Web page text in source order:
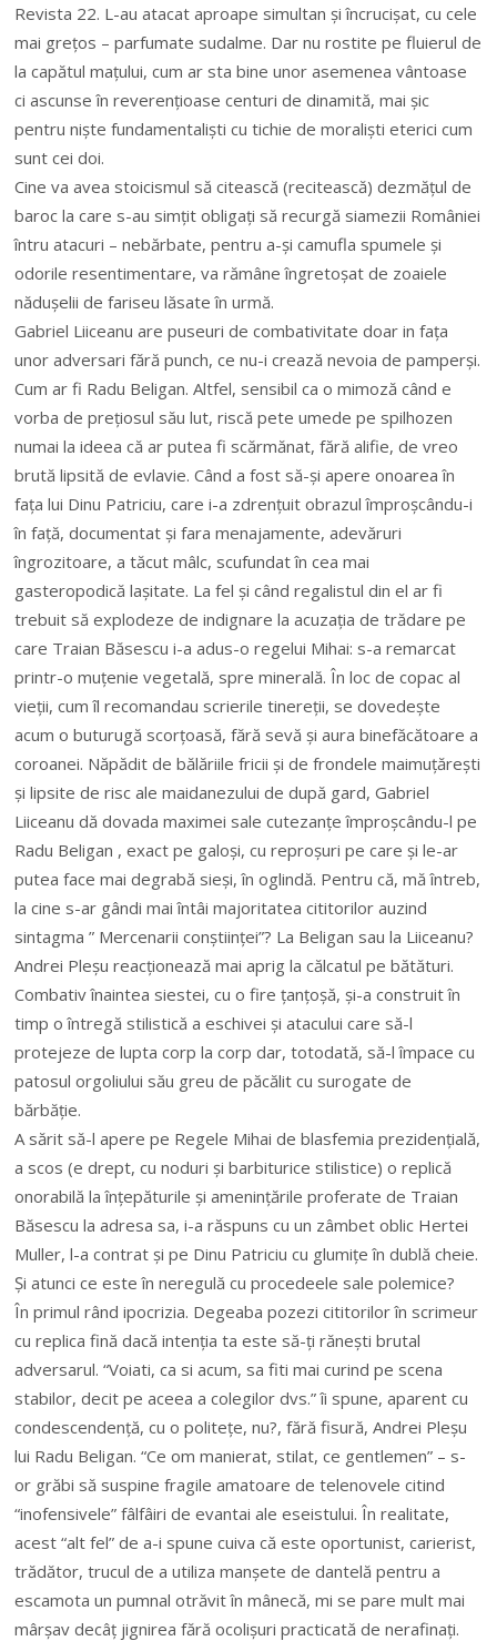
Revista 22. L-au atacat aproape simultan și încrucișat, cu cele
mai grețos – parfumate sudalme. Dar nu rostite pe fluierul de
la capătul mațului, cum ar sta bine unor asemenea vântoase
ci ascunse în reverențioase centuri de dinamită, mai șic
pentru niște fundamentaliști cu tichie de moraliști eterici cum
sunt cei doi.
Cine va avea stoicismul să citească (recitească) dezmățul de
baroc la care s-au simțit obligați să recurgă siamezii României
întru atacuri – nebărbate, pentru a-și camufla spumele și
odorile resentimentare, va rămâne îngretoșat de zoaiele
nădușelii de fariseu lăsate în urmă.
Gabriel Liiceanu are puseuri de combativitate doar in fața
unor adversari fără punch, ce nu-i crează nevoia de pamperși.
Cum ar fi Radu Beligan. Altfel, sensibil ca o mimoză când e
vorba de prețiosul său lut, riscă pete umede pe spilhozen
numai la ideea că ar putea fi scărmănat, fără alifie, de vreo
brută lipsită de evlavie. Când a fost să-și apere onoarea în
fața lui Dinu Patriciu, care i-a zdrențuit obrazul împroșcându-i
în față, documentat și fara menajamente, adevăruri
îngrozitoare, a tăcut mâlc, scufundat în cea mai
gasteropodică lașitate. La fel și când regalistul din el ar fi
trebuit să explodeze de indignare la acuzația de trădare pe
care Traian Băsescu i-a adus-o regelui Mihai: s-a remarcat
printr-o muțenie vegetală, spre minerală. În loc de copac al
vieții, cum îl recomandau scrierile tinereții, se dovedește
acum o buturugă scorțoasă, fără sevă și aura binefăcătoare a
coroanei. Năpădit de bălăriile fricii și de frondele maimuțărești
și lipsite de risc ale maidanezului de după gard, Gabriel
Liiceanu dă dovada maximei sale cutezanțe împroșcându-l pe
Radu Beligan , exact pe galoși, cu reproșuri pe care și le-ar
putea face mai degrabă sieși, în oglindă. Pentru că, mă întreb,
la cine s-ar gândi mai întâi majoritatea cititorilor auzind
sintagma ” Mercenarii conștiinței”? La Beligan sau la Liiceanu?
Andrei Pleșu reacționează mai aprig la călcatul pe bătături.
Combativ înaintea siestei, cu o fire țanțoșă, și-a construit în
timp o întregă stilistică a eschivei și atacului care să-l
protejeze de lupta corp la corp dar, totodată, să-l împace cu
patosul orgoliului său greu de păcălit cu surogate de
bărbăție.
A sărit să-l apere pe Regele Mihai de blasfemia prezidențială,
a scos (e drept, cu noduri și barbiturice stilistice) o replică
onorabilă la înțepăturile și amenințările proferate de Traian
Băsescu la adresa sa, i-a răspuns cu un zâmbet oblic Hertei
Muller, l-a contrat și pe Dinu Patriciu cu glumițe în dublă cheie.
Și atunci ce este în neregulă cu procedeele sale polemice?
În primul rând ipocrizia. Degeaba pozezi cititorilor în scrimeur
cu replica fină dacă intenția ta este să-ți rănești brutal
adversarul. “Voiati, ca si acum, sa fiti mai curind pe scena
stabilor, decit pe aceea a colegilor dvs.” îi spune, aparent cu
condescendență, cu o politețe, nu?, fără fisură, Andrei Pleșu
lui Radu Beligan. “Ce om manierat, stilat, ce gentlemen” – s-
or grăbi să suspine fragile amatoare de telenovele citind
“inofensivele” fâlfâiri de evantai ale eseistului. În realitate,
acest “alt fel” de a-i spune cuiva că este oportunist, carierist,
trădător, trucul de a utiliza manșete de dantelă pentru a
escamota un pumnal otrăvit în mânecă, mi se pare mult mai
mârșav decâț jignirea fără ocolișuri practicată de nerafinați.